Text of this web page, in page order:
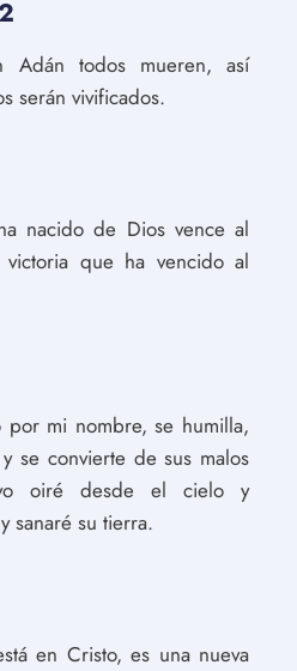
Adán todos mueren, así
serán vivificados.
nacido de Dios vence al
que ha vencido al
mi nombre, se humilla,
se convierte de sus malos
yo oiré desde el cielo y
sanaré su tierra.
en Cristo, es una nueva